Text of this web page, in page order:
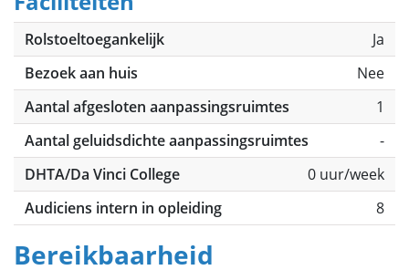
Rolstoeltoegankelijk
Ja
Bezoek aan huis
Nee
Aantal afgesloten aanpassingsruimtes
1
Aantal geluidsdichte aanpassingsruimtes
-
DHTA/Da Vinci College
0 uur/week
Audiciens intern in opleiding
8
Bereikbaarheid